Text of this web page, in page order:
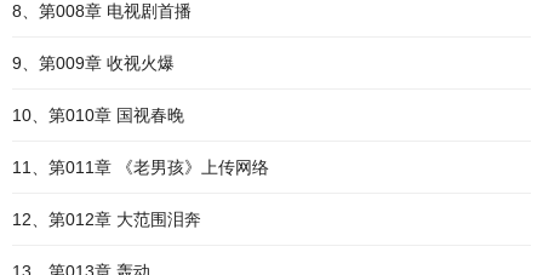
8、第008章 电视剧首播
9、第009章 收视火爆
10、第010章 国视春晚
11、第011章 《老男孩》上传网络
12、第012章 大范围泪奔